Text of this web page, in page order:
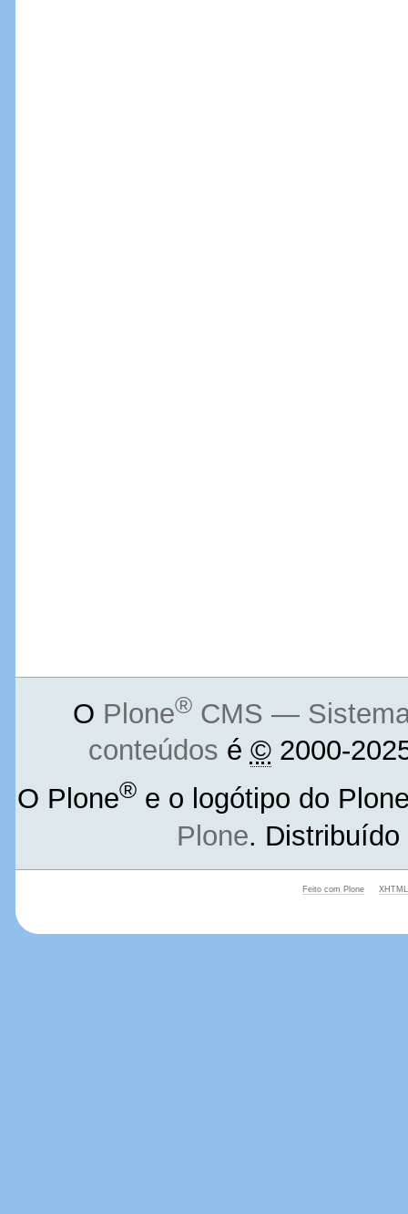
O Plone®CMS — Sistema
conteúdos é ©2000-
O Plone® e o logótipo do
Plone.
Feito com Plone